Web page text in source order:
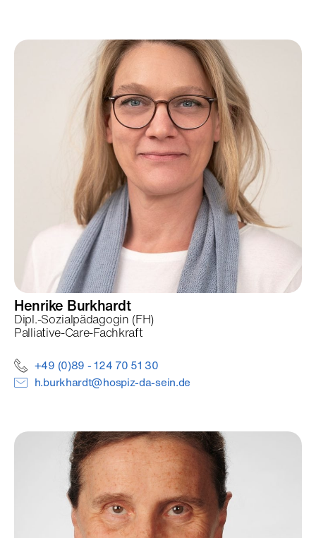
Henrike Burkhardt
Dipl.-Sozialpädagogin (FH)
Palliative-Care-Fachkraft
+49 (0)89 - 124 70 51 30
h.burkhardt@hospiz-da-sein.de